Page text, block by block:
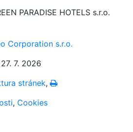
PARADISE HOTELS s.r.o.
Corporation s.r.o.
7. 2026
stránek, Vytisknout
, Cookies